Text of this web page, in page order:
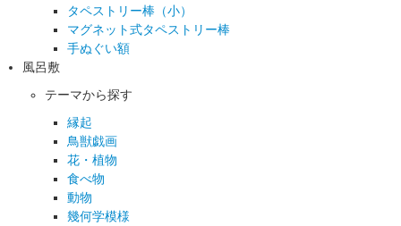
タペストリー棒（小）
マグネット式タペストリー棒
手ぬぐい額
風呂敷
テーマから探す
縁起
鳥獣戯画
花・植物
食べ物
動物
幾何学模様